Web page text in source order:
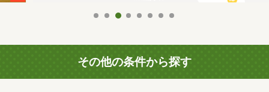
その他の条件から探す